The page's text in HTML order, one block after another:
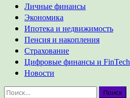
Личные финансы
Экономика
Ипотека и недвижимость
Пенсия и накопления
Страхование
Цифровые финансы и FinTech
Новости
Найти: